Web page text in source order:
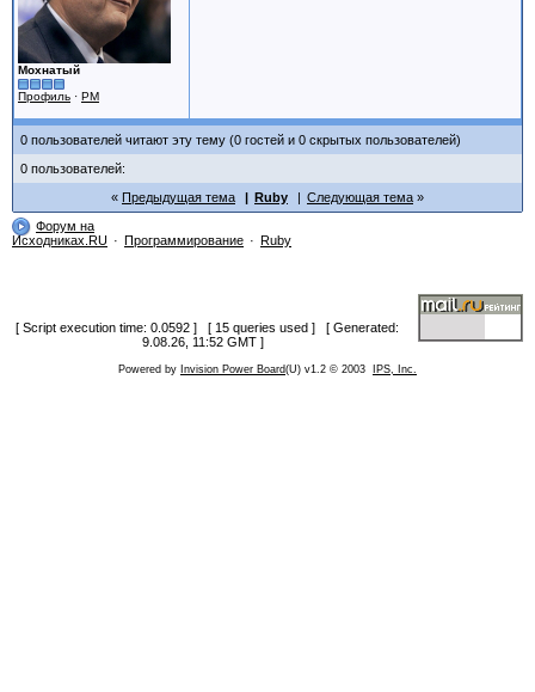
Мохнатый
Профиль · PM
0 пользователей читают эту тему (0 гостей и 0 скрытых пользователей)
0 пользователей:
Предыдущая тема
Ruby
Следующая тема
Форум на
Исходниках.RU
Программирование Ruby
[ Script execution time: 0.0592 ] [ 15 queries used ] [ Generated:
9.08.26, 11:52 GMT ]
Powered by Invision Power Board(U) v1.2 © 2003 IPS, Inc.